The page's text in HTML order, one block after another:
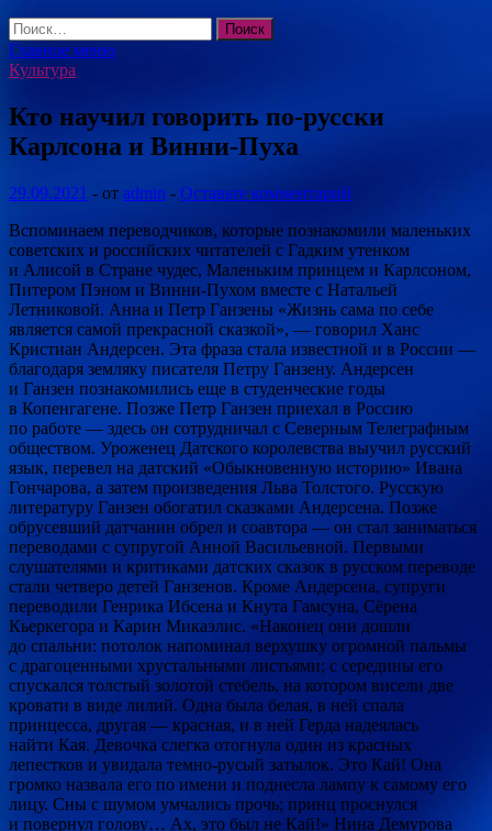
Найти:
Главное меню
Культура
Кто научил говорить по-русски
Карлсона и Винни-Пуха
29.09.2021 - от admin - Оставьте комментарий
Вспоминаем переводчиков, которые познакомили маленьких
советских и российских читателей с Гадким утенком
и Алисой в Стране чудес, Маленьким принцем и Карлсоном,
Питером Пэном и Винни-Пухом вместе с Натальей
Летниковой. Анна и Петр Ганзены «Жизнь сама по себе
является самой прекрасной сказкой», — говорил Ханс
Кристиан Андерсен. Эта фраза стала известной и в России —
благодаря земляку писателя Петру Ганзену. Андерсен
и Ганзен познакомились еще в студенческие годы
в Копенгагене. Позже Петр Ганзен приехал в Россию
по работе — здесь он сотрудничал с Северным Телеграфным
обществом. Уроженец Датского королевства выучил русский
язык, перевел на датский «Обыкновенную историю» Ивана
Гончарова, а затем произведения Льва Толстого. Русскую
литературу Ганзен обогатил сказками Андерсена. Позже
обрусевший датчанин обрел и соавтора — он стал заниматься
переводами с супругой Анной Васильевной. Первыми
слушателями и критиками датских сказок в русском переводе
стали четверо детей Ганзенов. Кроме Андерсена, супруги
переводили Генрика Ибсена и Кнута Гамсуна, Сёрена
Кьеркегора и Карин Микаэлис. «Наконец они дошли
до спальни: потолок напоминал верхушку огромной пальмы
с драгоценными хрустальными листьями; с середины его
спускался толстый золотой стебель, на котором висели две
кровати в виде лилий. Одна была белая, в ней спала
принцесса, другая — красная, и в ней Герда надеялась
найти Кая. Девочка слегка отогнула один из красных
лепестков и увидала темно-русый затылок. Это Кай! Она
громко назвала его по имени и поднесла лампу к самому его
лицу. Сны с шумом умчались прочь; принц проснулся
и повернул голову… Ах, это был не Кай!» Нина Демурова